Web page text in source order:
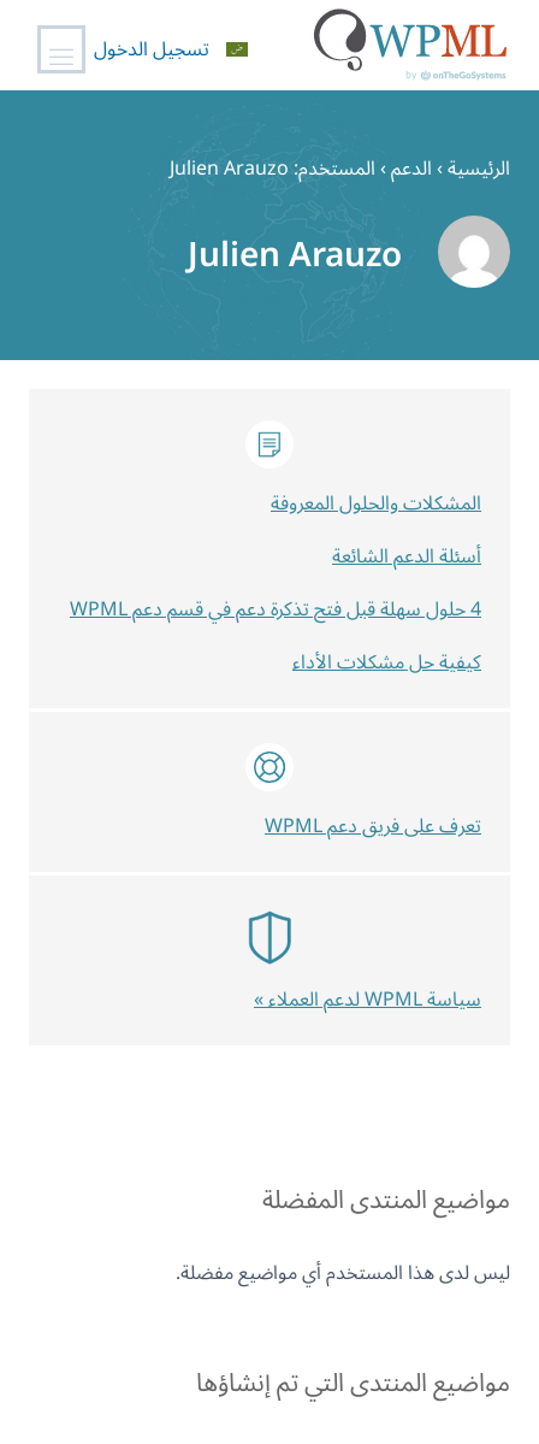
المحتوى
تسجيل الدخول
الرئيسية›الدعم›المستخدم: Julien Arauzo
Julien Arauzo
مواضيع المنتدى المفضلة
ليس لدى هذا المستخدم أي مواضيع مفضلة.
مواضيع المنتدى التي تم إنشاؤها
المشكلات والحلول المعروفة
أسئلة الدعم الشائعة
4 حلول سهلة قبل فتح تذكرة دعم في قسم دعم WPML
كيفية حل مشكلات الأداء
تعرف على فريق دعم WPML
سياسة WPML لدعم العملاء »